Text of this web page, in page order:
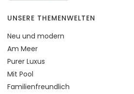
UNSERE THEMENWELTEN
Neu und modern
Am Meer
Purer Luxus
Mit Pool
Familienfreundlich